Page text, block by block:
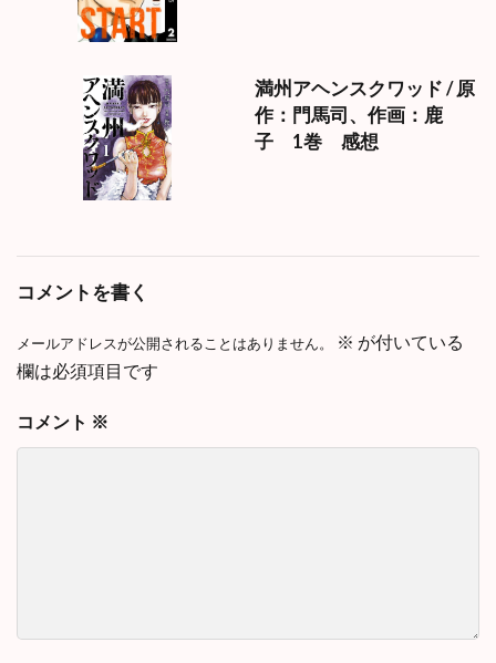
満州アヘンスクワッド / 原
作：門馬司、作画：鹿
子 1巻 感想
コメントを書く
メールアドレスが公開されることはありません。 ※ が付いている
欄は必須項目です
コメント ※